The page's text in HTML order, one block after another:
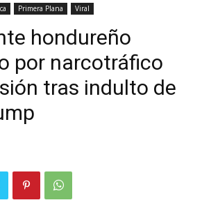
Primera Plana Viral
hondureño
por narcotráfico
tras indulto de